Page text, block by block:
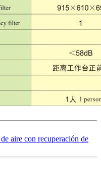
aire con recuperación de